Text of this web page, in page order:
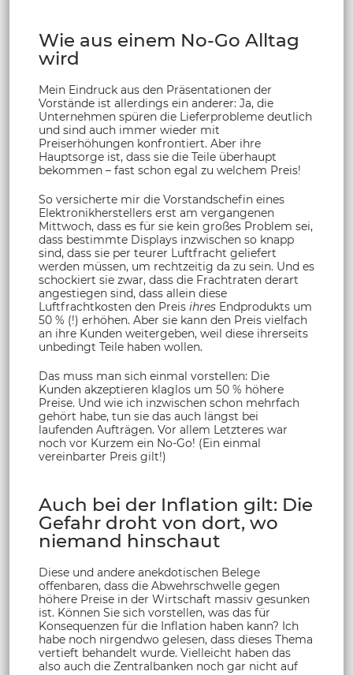
Wie aus einem No-Go Alltag
wird
Mein Eindruck aus den Präsentationen der
Vorstände ist allerdings ein anderer: Ja, die
Unternehmen spüren die Lieferprobleme deutlich
und sind auch immer wieder mit
Preiserhöhungen konfrontiert. Aber ihre
Hauptsorge ist, dass sie die Teile überhaupt
bekommen – fast schon egal zu welchem Preis!
So versicherte mir die Vorstandschefin eines
Elektronikherstellers erst am vergangenen
Mittwoch, dass es für sie kein großes Problem sei,
dass bestimmte Displays inzwischen so knapp
sind, dass sie per teurer Luftfracht geliefert
werden müssen, um rechtzeitig da zu sein. Und es
schockiert sie zwar, dass die Frachtraten derart
angestiegen sind, dass allein diese
Luftfrachtkosten den Preis ihres Endprodukts um
50 % (!) erhöhen. Aber sie kann den Preis vielfach
an ihre Kunden weitergeben, weil diese ihrerseits
unbedingt Teile haben wollen.
Das muss man sich einmal vorstellen: Die
Kunden akzeptieren klaglos um 50 % höhere
Preise. Und wie ich inzwischen schon mehrfach
gehört habe, tun sie das auch längst bei
laufenden Aufträgen. Vor allem Letzteres war
noch vor Kurzem ein No-Go! (Ein einmal
vereinbarter Preis gilt!)
Auch bei der Inflation gilt: Die
Gefahr droht von dort, wo
niemand hinschaut
Diese und andere anekdotischen Belege
offenbaren, dass die Abwehrschwelle gegen
höhere Preise in der Wirtschaft massiv gesunken
ist. Können Sie sich vorstellen, was das für
Konsequenzen für die Inflation haben kann? Ich
habe noch nirgendwo gelesen, dass dieses Thema
vertieft behandelt wurde. Vielleicht haben das
also auch die Zentralbanken noch gar nicht auf